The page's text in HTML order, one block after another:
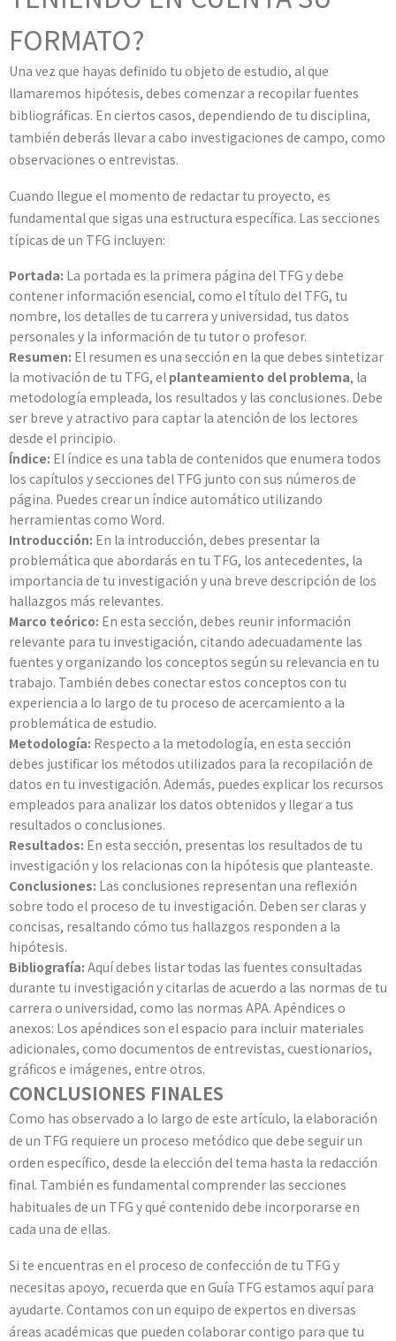
FORMATO?
Una vez que hayas definido tu objeto de estudio, al que
llamaremos hipótesis, debes comenzar a recopilar fuentes
bibliográficas. En ciertos casos, dependiendo de tu disciplina,
también deberás llevar a cabo investigaciones de campo, como
observaciones o entrevistas.
Cuando llegue el momento de redactar tu proyecto, es
fundamental que sigas una estructura específica. Las secciones
típicas de un TFG incluyen:
Portada: La portada es la primera página del TFG y debe
contener información esencial, como el título del TFG, tu
nombre, los detalles de tu carrera y universidad, tus datos
personales y la información de tu tutor o profesor.
Resumen: El resumen es una sección en la que debes sintetizar
la motivación de tu TFG, el planteamiento del problema, la
metodología empleada, los resultados y las conclusiones. Debe
ser breve y atractivo para captar la atención de los lectores
desde el principio.
Índice: El índice es una tabla de contenidos que enumera todos
los capítulos y secciones del TFG junto con sus números de
página. Puedes crear un índice automático utilizando
herramientas como Word.
Introducción: En la introducción, debes presentar la
problemática que abordarás en tu TFG, los antecedentes, la
importancia de tu investigación y una breve descripción de los
hallazgos más relevantes.
Marco teórico: En esta sección, debes reunir información
relevante para tu investigación, citando adecuadamente las
fuentes y organizando los conceptos según su relevancia en tu
trabajo. También debes conectar estos conceptos con tu
experiencia a lo largo de tu proceso de acercamiento a la
problemática de estudio.
Metodología: Respecto a la metodología, en esta sección
debes justificar los métodos utilizados para la recopilación de
datos en tu investigación. Además, puedes explicar los recursos
empleados para analizar los datos obtenidos y llegar a tus
resultados o conclusiones.
Resultados: En esta sección, presentas los resultados de tu
investigación y los relacionas con la hipótesis que planteaste.
Conclusiones: Las conclusiones representan una reflexión
sobre todo el proceso de tu investigación. Deben ser claras y
concisas, resaltando cómo tus hallazgos responden a la
hipótesis.
Bibliografía: Aquí debes listar todas las fuentes consultadas
durante tu investigación y citarlas de acuerdo a las normas de tu
carrera o universidad, como las normas APA. Apéndices o
anexos: Los apéndices son el espacio para incluir materiales
adicionales, como documentos de entrevistas, cuestionarios,
gráficos e imágenes, entre otros.
CONCLUSIONES FINALES
Como has observado a lo largo de este artículo, la elaboración
de un TFG requiere un proceso metódico que debe seguir un
orden específico, desde la elección del tema hasta la redacción
final. También es fundamental comprender las secciones
habituales de un TFG y qué contenido debe incorporarse en
cada una de ellas.
Si te encuentras en el proceso de confección de tu TFG y
necesitas apoyo, recuerda que en Guía TFG estamos aquí para
ayudarte. Contamos con un equipo de expertos en diversas
áreas académicas que pueden colaborar contigo para que tu